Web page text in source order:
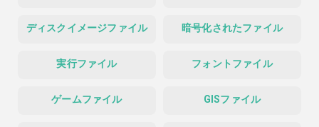
ディスクイメージファイル 暗号化されたファイル
実行ファイル フォントファイル
ゲームファイル GISファイル